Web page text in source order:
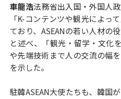
車龍浩法務省出入国・外国人
「K-コンテンツや観光によっ
ており、ASEANの若い人材の
と述べ、「観光・留学・文化
や先端技術まで人の交流の幅
を示した。
駐韓ASEAN大使たちも、韓国